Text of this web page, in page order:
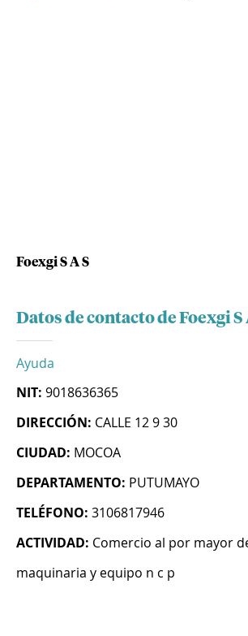
Foexgi S A S
Datos de contacto de Foexgi S
Ayuda
NIT: 9018636365
DIRECCIÓN: CALLE 12 9 30
CIUDAD: MOCOA
DEPARTAMENTO: PUTUMAYO
TELÉFONO: 3106817946
ACTIVIDAD: Comercio al por mayor
maquinaria y equipo n c p